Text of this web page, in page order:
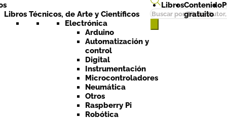
Búsqueda
de
Libros Técnicos, de Arte y Científicos
Electrónica
Arduino
Automatización y
control
Digital
Instrumentación
Microcontroladores
Neumática
Otros
Raspberry Pi
Robótica
LibrosContenido
gratuito